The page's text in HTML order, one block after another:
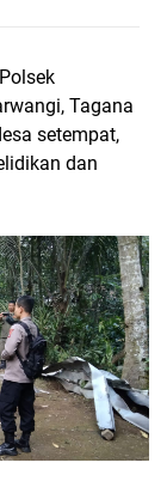
Tagana
setempat,
dan